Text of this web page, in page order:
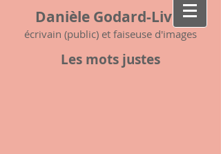
Danièle Godard-Livet
écrivain (public) et faiseuse d'images
Les mots justes